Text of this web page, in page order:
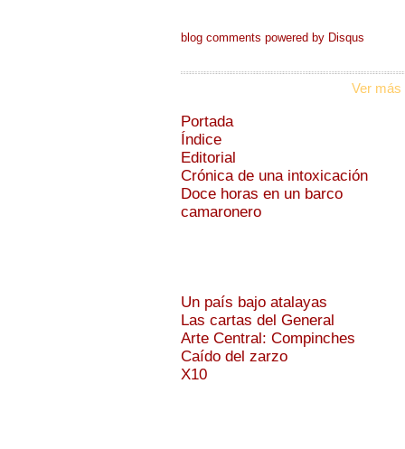
blog comments powered by Disqus
Ver más
Portada
Índice
Editorial
Crónica de una intoxicación
Doce horas en un barco
camaronero
Un país bajo atalayas
Las cartas del General
Arte Central: Compinches
Caído del zarzo
X10